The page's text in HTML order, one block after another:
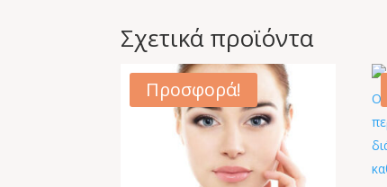
Σχετικά προϊόντα
Προσφορά!